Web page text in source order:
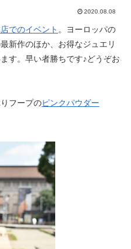
2020.08.08
でのイベント 。ヨーロッパの
新作のほか、お得なジュエリ
す。早い者勝ちです♪どうぞお
フープのピンクパウダー